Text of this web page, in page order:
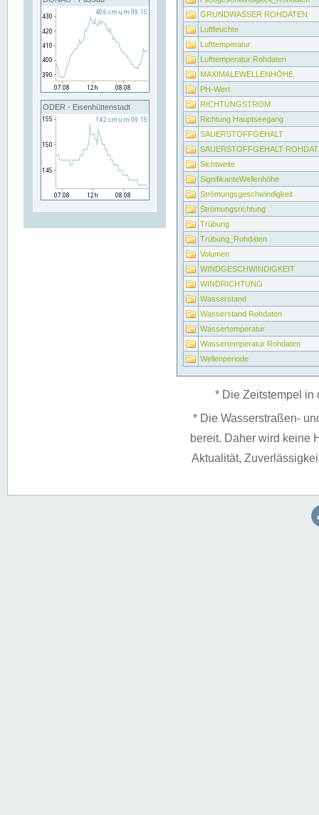
ODER - Eisenhüttenstadt
GRUNDWASSER ROHDATEN
Luftfeuchte
Lufttemperatur
Lufttemperatur Rohdaten
MAXIMALEWELLENHÖHE
PH-Wert
RICHTUNGSTROM
Richtung Hauptseegang
SAUERSTOFFGEHALT
SAUERSTOFFGEHALT
Sichtweite
SignifikanteWellenhöhe
Strömungsgeschwindigkeit
Strömungsrichtung
Trübung
Trübung_Rohdaten
Volumen
WINDGESCHWINDIGKEIT
WINDRICHTUNG
Wasserstand
Wasserstand Rohdaten
Wassertemperatur
Wassertemperatur Rohdaten
Wellenperiode
* Die Zeitstempel in
* Die Wasserstraßen-
bereit. Daher wird keine
Aktualität,